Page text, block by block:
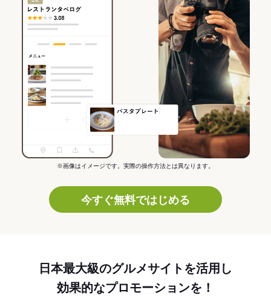
※画像はイメージです。実際の操作方法とは異なります。
今すぐ無料ではじめる
日本最大級のグルメサイトを活用し
効果的なプロモーションを！